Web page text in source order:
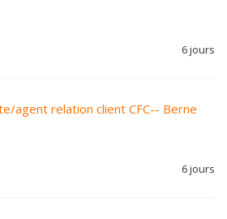
6 jours
agent relation client CFC-- Berne
6 jours